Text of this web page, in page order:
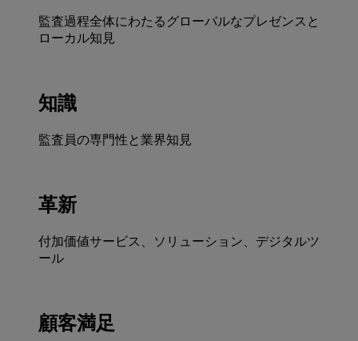
監査過程全体にわたるグローバルなプレゼンスと
ローカル知見
知識
監査員の専門性と業界知見
革新
付加価値サービス、ソリューション、デジタルツ
ール
顧客満足